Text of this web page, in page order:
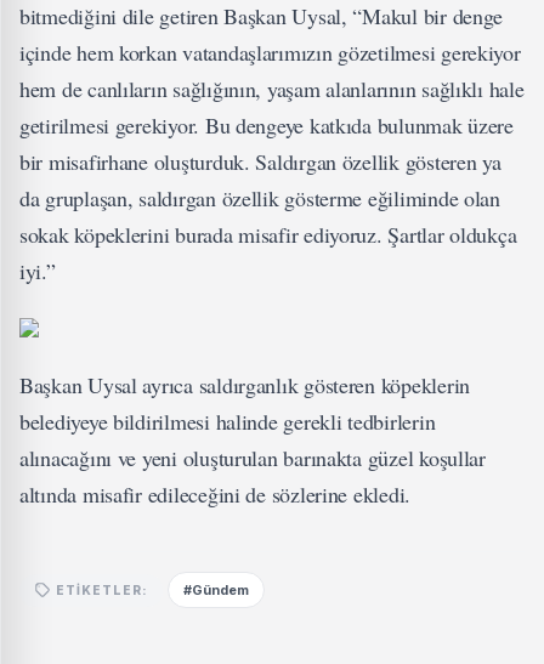
bitmediğini dile getiren Başkan Uysal, “Makul bir denge
içinde hem korkan vatandaşlarımızın gözetilmesi gerekiyor
hem de canlıların sağlığının, yaşam alanlarının sağlıklı hale
getirilmesi gerekiyor. Bu dengeye katkıda bulunmak üzere
bir misafirhane oluşturduk. Saldırgan özellik gösteren ya
da gruplaşan, saldırgan özellik gösterme eğiliminde olan
sokak köpeklerini burada misafir ediyoruz. Şartlar oldukça
iyi.”
Başkan Uysal ayrıca saldırganlık gösteren köpeklerin
belediyeye bildirilmesi halinde gerekli tedbirlerin
alınacağını ve yeni oluşturulan barınakta güzel koşullar
altında misafir edileceğini de sözlerine ekledi.
ETIKETLER: #Gündem